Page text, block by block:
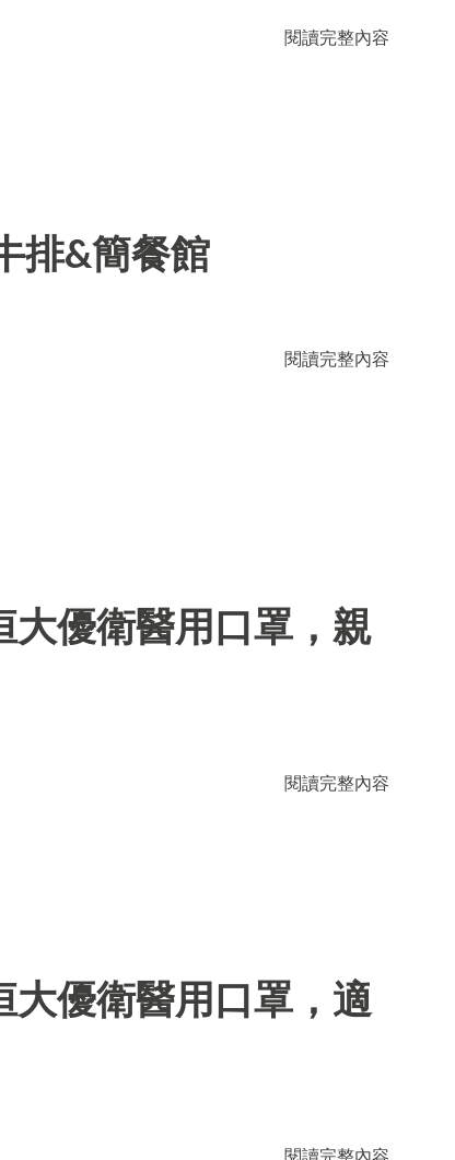
閱讀完整內容
排&簡餐館
閱讀完整內容
大優衛醫用口罩，親
閱讀完整內容
大優衛醫用口罩，適
閱讀完整內容